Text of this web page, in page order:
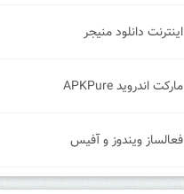
اینترنت دانلود منیجر
مارکت اندروید APKPure
فعالساز ویندوز و آفیس